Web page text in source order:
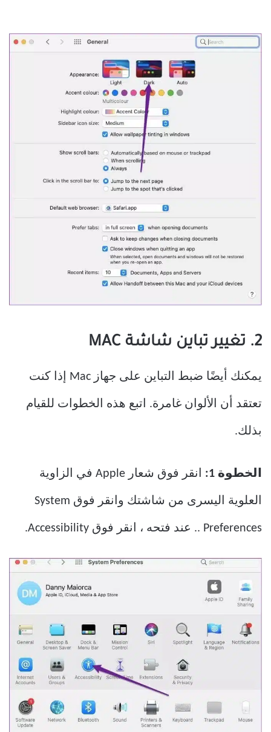
2. تغيير تباين شاشة MAC
يمكنك أيضًا ضبط التباين على جهاز Mac إذا كنت
تعتقد أن الألوان غامرة. اتبع هذه الخطوات للقيام
بذلك.
الخطوة 1: انقر فوق شعار Apple في الزاوية
العلوية اليسرى من شاشتك وانقر فوق System
Preferences .. عند فتحه ، انقر فوق Accessibility.